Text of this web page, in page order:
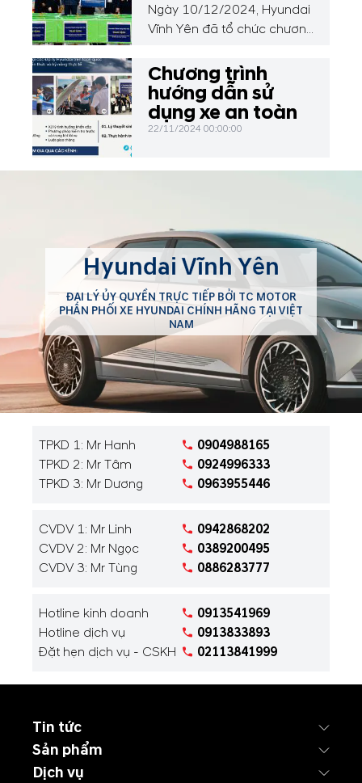
Ngày 10/12/2024, Hyundai
Vĩnh Yên đã tổ chức chương
trao tặng 50 chiếc bàn học,
01 loa, 30 bộ đồ dùng học
liệu và đồ chơi cho các em
học sinh tại Trường Mầm
Chương trình
hướng dẫn sử
dụng xe an toàn
22/11/2024 00:00:00
Hyundai Vĩnh Yên
ĐẠI LÝ ỦY QUYỀN TRỰC TIẾP BỞI TC MOTOR
PHÂN PHỐI XE HYUNDAI CHÍNH HÃNG TẠI VIỆT
NAM
TPKD 1: Mr Hanh
TPKD 2: Mr Tâm
TPKD 3: Mr Dương
0904988165
0924996333
0963955446
CVDV 1: Mr Linh
CVDV 2: Mr Ngọc
CVDV 3: Mr Tùng
0942868202
0389200495
0886283777
Hotline kinh doanh
Hotline dịch vụ
Đặt hẹn dịch vụ - CSKH
0913541969
0913833893
02113841999
Tin tức
Sản phẩm
Dịch vụ